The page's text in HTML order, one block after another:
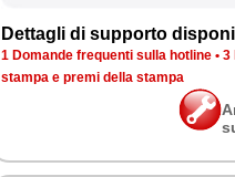
Dettagli di supporto
1 Domande frequenti sulla hotline • 3
stampa e premi della stampa